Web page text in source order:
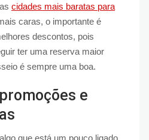
cidades mais baratas para
caras, o importante é
descontos, pois
ter uma reserva maior
é sempre uma boa.
e
que está um pouco ligado